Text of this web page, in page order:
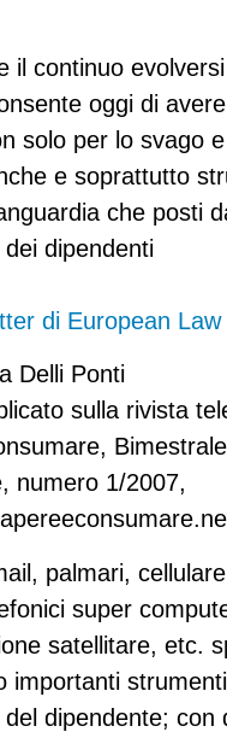
il continuo
oggi di
solo per lo svago
e soprattutto
che posti
dipendenti
di European Law
Delli Ponti
sulla rivista
numero 1/2007,
palmari,
super
satellitare, etc.
importanti
dipendente; con